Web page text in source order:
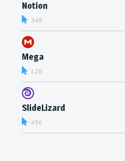
Notion
348
Mega
128
SlideLizard
496